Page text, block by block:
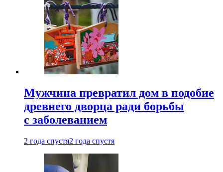
Мужчина превратил дом в подобие
древнего дворца ради борьбы
с заболеванием
2 года спустя2 года спустя